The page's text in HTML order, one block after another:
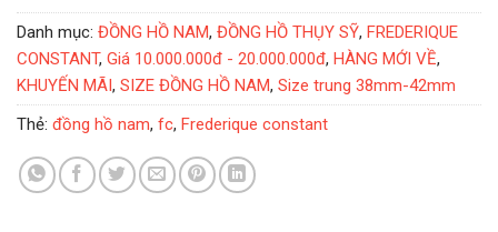
Danh mục: ĐỒNG HỒ NAM, ĐỒNG HỒ THỤY SỸ, FREDERIQUE
CONSTANT, Giá 10.000.000đ - 20.000.000đ, HÀNG MỚI VỀ,
KHUYẾN MÃI, SIZE ĐỒNG HỒ NAM, Size trung 38mm-42mm
Thẻ: đồng hồ nam, fc, Frederique constant